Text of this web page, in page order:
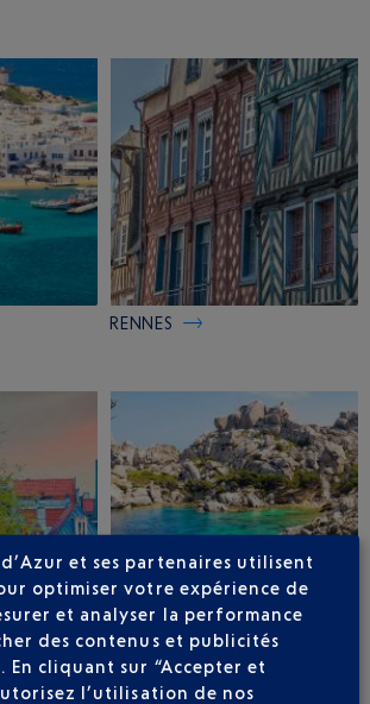
RENNES
OLBIA
et ses partenaires utilisent
optimiser votre expérience de
et analyser la performance
des contenus et publicités
En cliquant sur “Accepter et
l’utilisation de nos